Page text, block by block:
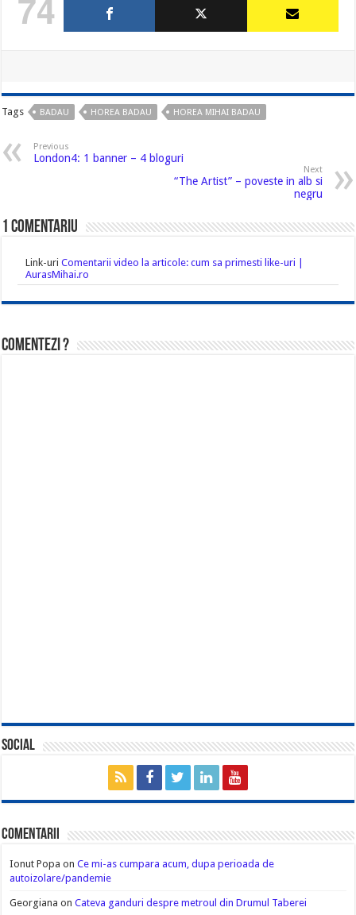
74
Tags BADAU HOREA BADAU HOREA MIHAI BADAU
Previous
London4: 1 banner – 4 bloguri
Next
“The Artist” – poveste in alb si
negru
1 comentariu
Link-uriComentarii video la articole: cum sa primesti like-uri |
AurasMihai.ro
Comentezi ?
Social
Comentarii
Ionut Popa onCe mi-as cumpara acum, dupa perioada de
autoizolare/pandemie
Georgiana onCateva ganduri despre metroul din Drumul Taberei